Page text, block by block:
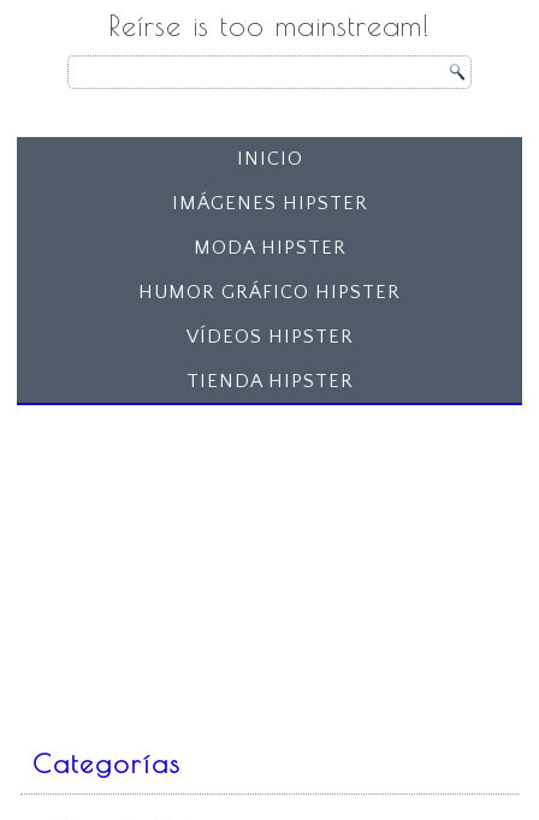
Reírse is too mainstream!
INICIO
IMÁGENES HIPSTER
MODA HIPSTER
HUMOR GRÁFICO HIPSTER
VÍDEOS HIPSTER
TIENDA HIPSTER
Categorías